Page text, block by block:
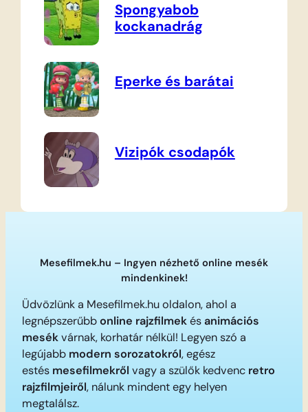
Spongyabob
kockanadrág
Eperke és barátai
Vizipók csodapók
Mesefilmek.hu – Ingyen nézhető online mesék
mindenkinek!
Üdvözlünk a Mesefilmek.hu oldalon, ahol a
legnépszerűbbonline rajzfilmekésanimációs
mesékvárnak, korhatár nélkül! Legyen szó a
legújabb modern sorozatokról, egész
estés mesefilmekről vagy a szülők kedvenc retro
rajzfilmjeiről, nálunk mindent egy helyen
megtalálsz.